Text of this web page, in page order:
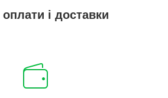
і доставки